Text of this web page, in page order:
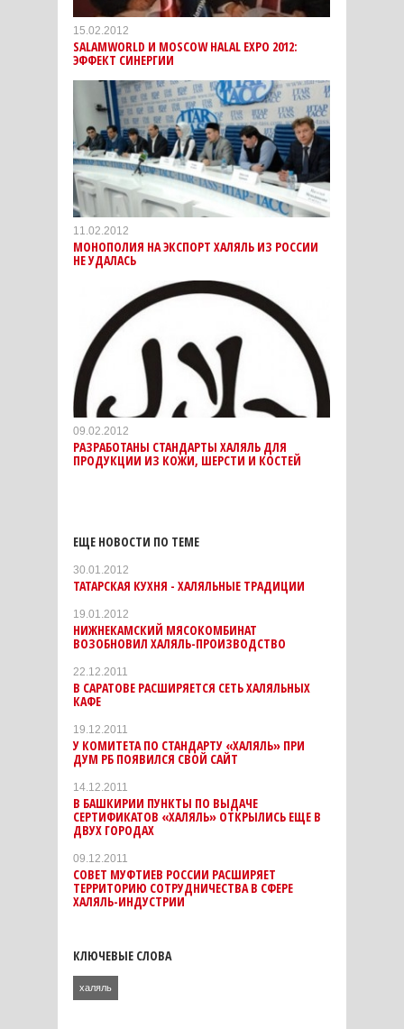
15.02.2012
SALAMWORLD И MOSCOW HALAL EXPO 2012:
ЭФФЕКТ СИНЕРГИИ
11.02.2012
МОНОПОЛИЯ НА ЭКСПОРТ ХАЛЯЛЬ ИЗ РОССИИ
НЕ УДАЛАСЬ
09.02.2012
РАЗРАБОТАНЫ СТАНДАРТЫ ХАЛЯЛЬ ДЛЯ
ПРОДУКЦИИ ИЗ КОЖИ, ШЕРСТИ И КОСТЕЙ
ЕЩЕ НОВОСТИ ПО ТЕМЕ
30.01.2012
ТАТАРСКАЯ КУХНЯ - ХАЛЯЛЬНЫЕ ТРАДИЦИИ
19.01.2012
НИЖНЕКАМСКИЙ МЯСОКОМБИНАТ
ВОЗОБНОВИЛ ХАЛЯЛЬ-ПРОИЗВОДСТВО
22.12.2011
В САРАТОВЕ РАСШИРЯЕТСЯ СЕТЬ ХАЛЯЛЬНЫХ
КАФЕ
19.12.2011
У КОМИТЕТА ПО СТАНДАРТУ «ХАЛЯЛЬ» ПРИ
ДУМ РБ ПОЯВИЛСЯ СВОЙ САЙТ
14.12.2011
В БАШКИРИИ ПУНКТЫ ПО ВЫДАЧЕ
СЕРТИФИКАТОВ «ХАЛЯЛЬ» ОТКРЫЛИСЬ ЕЩЕ В
ДВУХ ГОРОДАХ
09.12.2011
СОВЕТ МУФТИЕВ РОССИИ РАСШИРЯЕТ
ТЕРРИТОРИЮ СОТРУДНИЧЕСТВА В СФЕРЕ
ХАЛЯЛЬ-ИНДУСТРИИ
КЛЮЧЕВЫЕ СЛОВА
халяль